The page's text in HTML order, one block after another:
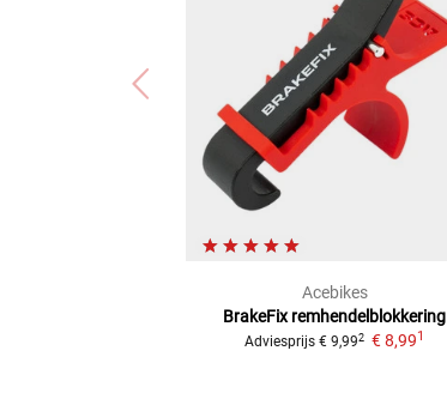
Acebikes
BrakeFix remhendelblokkering
Adviesprijs € 9,992 € 8,991